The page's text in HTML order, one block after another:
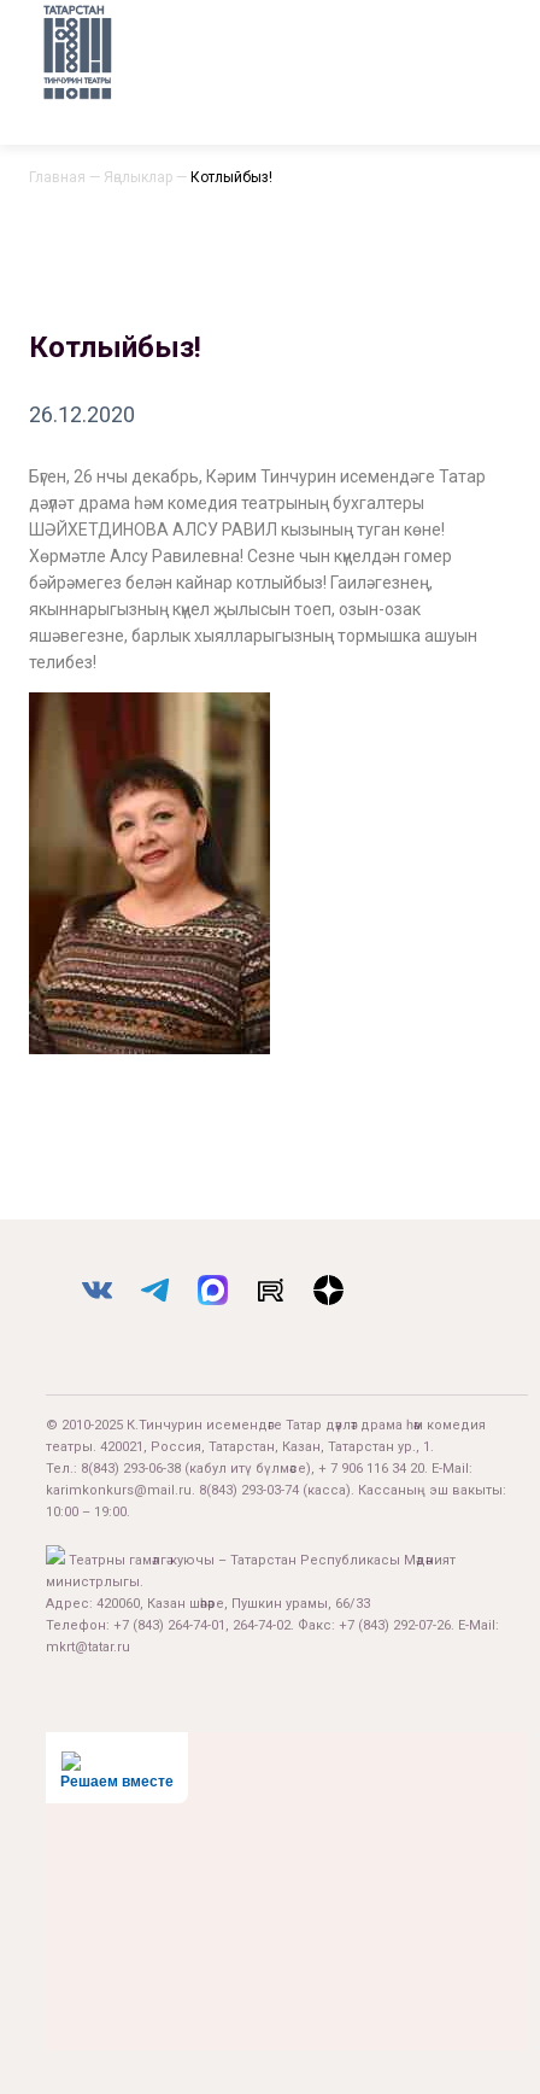
Главная — Яңалыклар — Котлыйбыз!
Котлыйбыз!
26.12.2020
Бүген, 26 нчы декабрь, Кәрим Тинчурин исемендәге Татар
дәүләт драма һәм комедия театрының бухгалтеры
ШӘЙХЕТДИНОВА АЛСУ РАВИЛ кызының туган көне!
Хөрмәтле Алсу Равилевна! Сезне чын күңелдән гомер
бәйрәмегез белән кайнар котлыйбыз! Гаиләгезнең,
якыннарыгызның күңел җылысын тоеп, озын-озак
яшәвегезне, барлык хыялларыгызның тормышка ашуын
телибез!
© 2010-2025 К.Тинчурин исемендәге Татар дәүләт драма һәм комедия
театры. 420021, Россия, Татарстан, Казан, Татарстан ур., 1.
Тел.: 8(843) 293-06-38 (кабул итү бүлмәсе), + 7 906 116 34 20. E-Mail:
karimkonkurs@mail.ru. 8(843) 293-03-74 (касса). Кассаның эш вакыты:
10:00 – 19:00.
Театрны гамәлгә куючы – Татарстан Республикасы Мәдәният
министрлыгы.
Адрес: 420060, Казан шәһәре, Пушкин урамы, 66/33
Телефон: +7 (843) 264-74-01, 264-74-02. Факс: +7 (843) 292-07-26. E-Mail:
mkrt@tatar.ru
Решаем вместе